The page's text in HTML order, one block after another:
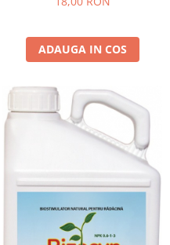
ADAUGA IN COS